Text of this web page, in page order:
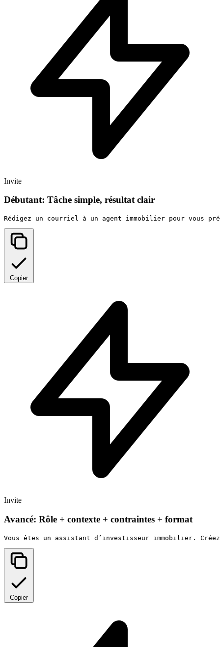
Invite
Débutant: Tâche simple, résultat clair
Rédigez un courriel à un agent immobilier pour vous
Copier
Invite
Avancé: Rôle + contexte + contraintes + format
Vous êtes un assistant d’investisseur immobilier.
Copier